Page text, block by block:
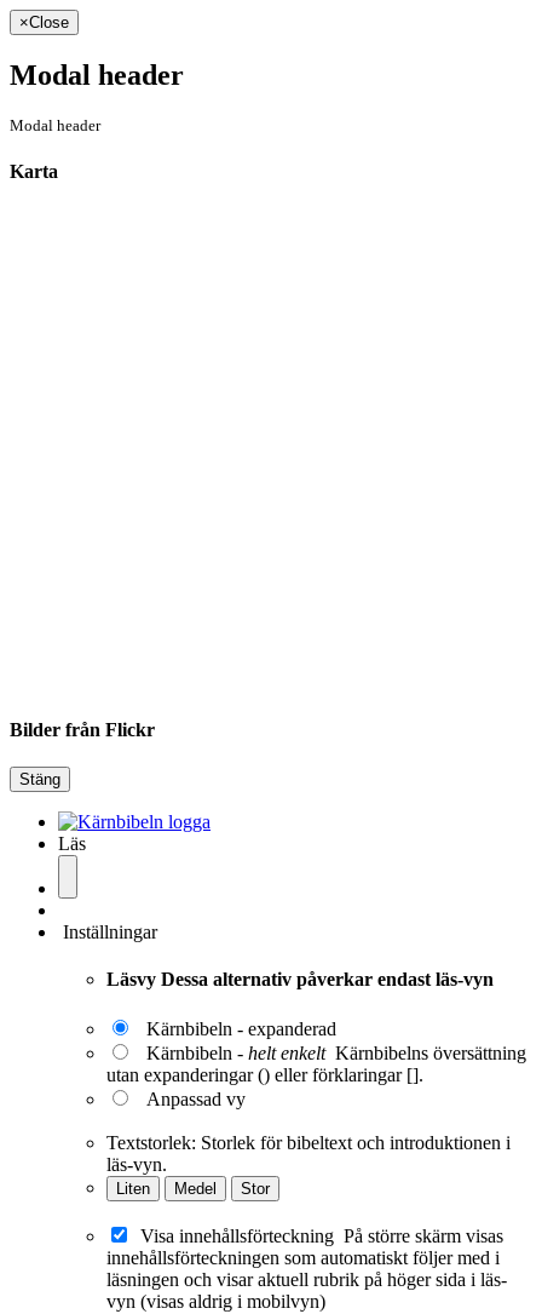
×Close
Modal header
Modal header
Karta
Bilder från Flickr
Stäng
Läs
Inställningar
Läsvy Dessa alternativ påverkar endast läs-vyn
Kärnbibeln - expanderad
Kärnbibeln - helt enkelt Kärnbibelns översättning
utan expanderingar () eller förklaringar [].
Anpassad vy
Textstorlek: Storlek för bibeltext och introduktionen i
läs-vyn.
Liten Medel Stor
Visa innehållsförteckning På större skärm visas
innehållsförteckningen som automatiskt följer med i
läsningen och visar aktuell rubrik på höger sida i läs-
vyn (visas aldrig i mobilvyn)